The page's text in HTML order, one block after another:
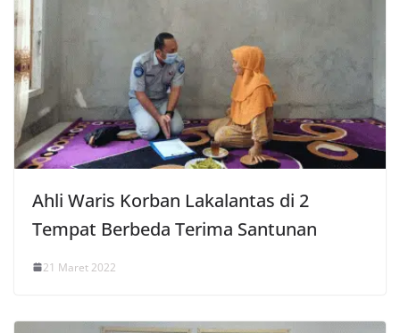
Ahli Waris Korban Lakalantas di 2
Tempat Berbeda Terima Santunan
21 Maret 2022